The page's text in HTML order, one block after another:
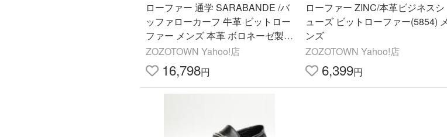
ローファー 通学 SARABANDE /バ
ッファローカーフ 牛革 ビットロー
ファー メンズ 本革 ボロネーゼ製法
ビジネスシューズ レザーローファ
ー オンオフ兼用 (1…
ZOZOTOWN Yahoo!店
16,798円
ローファー ZINC/本革ビジネスシ
ューズ ビットローファー(5854) メ
ンズ
ZOZOTOWN Yahoo!店
6,399円